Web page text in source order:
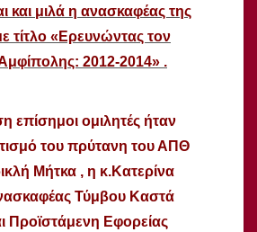
και μιλά η ανασκαφέας της
τίτλο «Ερευνώντας τον
2012-2014» .
επίσημοι ομιλητές ήταν
του πρύτανη του ΑΠΘ
Μήτκα , η κ.Κατερίνα
Τύμβου Καστά
Προϊστάμενη Εφορείας